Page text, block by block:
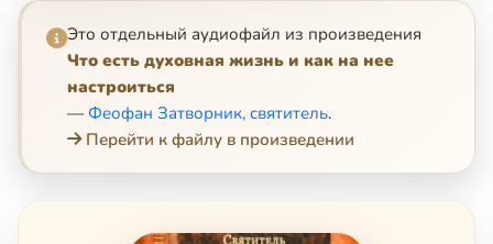
Это отдельный аудиофайл из произведения
Что есть духовная жизнь и как на нее
настроиться
— Феофан Затворник, святитель.
Перейти к файлу в произведении